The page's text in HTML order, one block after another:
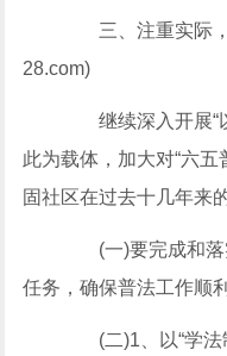
三、注重实际，
28.com)
继续深入开展“以
此为载体，加大对“六
固社区在过去十几年来
(一)要完成和落
任务，确保普法工作顺
(二)1、以“学法